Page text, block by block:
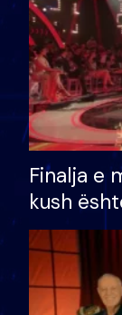
Finalja e
kush
shtëpinë
të fituar